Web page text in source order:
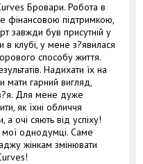
Бровари. Робота в
фінансовою підтримкою,
завжди був присутній у
клубі, у мене з?явилася
способу життя.
Надихати їх на
мати гарний вигляд,
Для мене дуже
як їхні обличчя
а очі сяють від успіху!
однодумці. Саме
жінкам змінювати